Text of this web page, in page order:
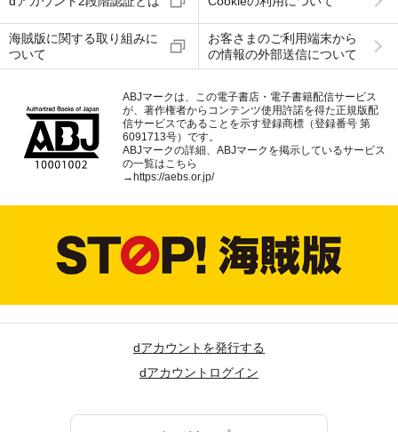
海賊版に関する取り組みに
ついて
お客さまのご利用端末から
の情報の外部送信について
ABJマークは、この電子書店・電子書籍配信サービス
が、著作権者からコンテンツ使用許諾を得た正規版配
信サービスであることを示す登録商標（登録番号 第
6091713号）です。
ABJマークの詳細、ABJマークを掲示しているサービス
の一覧はこちら
→ https://aebs.or.jp/
dアカウントを発行する
dアカウントログイン